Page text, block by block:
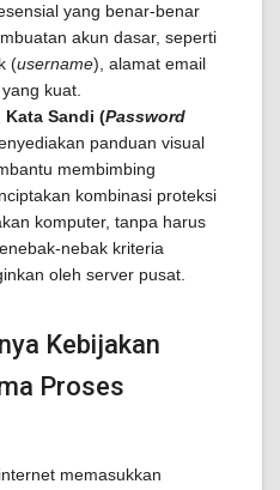
yang benar-benar
akun dasar, seperti
(username), alamat email
kuat.
Sandi (Password
panduan visual
membimbing
kombinasi proteksi
komputer, tanpa harus
nebak kriteria
oleh server pusat.
Kebijakan
Proses
memasukkan